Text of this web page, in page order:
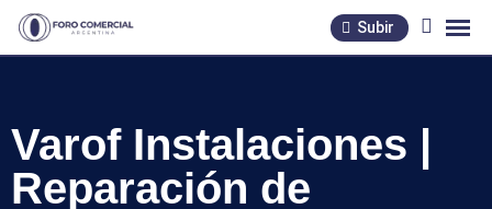
Skip
Subir
Varof Instalaciones |
Reparación de